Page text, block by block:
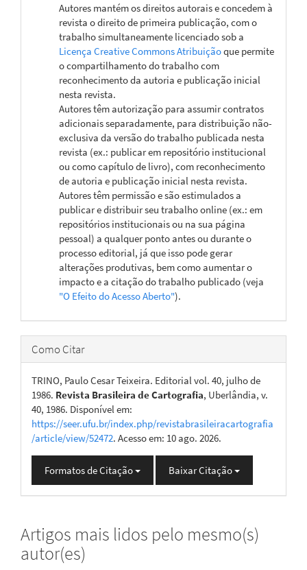
Autores mantém os direitos autorais e concedem à
revista o direito de primeira publicação, com o
trabalho simultaneamente licenciado sob a
Licença Creative Commons Atribuiçãoque permite
o compartilhamento do trabalho com
reconhecimento da autoria e publicação inicial
nesta revista.
Autores têm autorização para assumir contratos
adicionais separadamente, para distribuição não-
exclusiva da versão do trabalho publicada nesta
revista (ex.: publicar em repositório institucional
ou como capítulo de livro), com reconhecimento
de autoria e publicação inicial nesta revista.
Autores têm permissão e são estimulados a
publicar e distribuir seu trabalho online (ex.: em
repositórios institucionais ou na sua página
pessoal) a qualquer ponto antes ou durante o
processo editorial, já que isso pode gerar
alterações produtivas, bem como aumentar o
impacto e a citação do trabalho publicado (veja
"O Efeito do Acesso Aberto").
Como Citar
TRINO, Paulo Cesar Teixeira. Editorial vol. 40, julho de
1986. Revista Brasileira de Cartografia, Uberlândia, v.
40, 1986. Disponível em:
https://seer.ufu.br/index.php/revistabrasileiracartografia
/article/view/52472. Acesso em: 10 ago. 2026.
Formatos de Citação Baixar Citação
Artigos mais lidos pelo mesmo(s)
autor(es)